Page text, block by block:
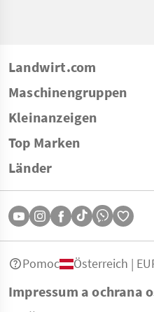
Landwirt.com
Maschinengruppen
Kleinanzeigen
Top Marken
Länder
Impressum a ochrana
Pomoc Österreich |